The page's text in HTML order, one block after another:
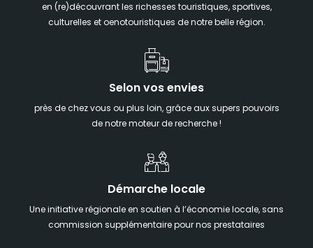
en (re)découvrant les richesses touristiques, sportives,
culturelles et oenotouristiques de notre belle région.
Selon vos envies
près de chez vous ou plus loin, grâce aux supers pouvoirs
de notre moteur de recherche !
Démarche locale
Une initiative régionale en soutien à l’économie locale, sans
commission supplémentaire pour nos prestataires